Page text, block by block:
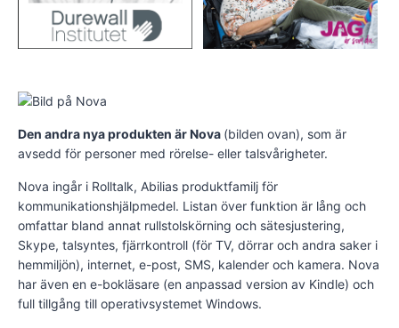
Den andra nya produkten är Nova (bilden ovan), som är
avsedd för personer med rörelse- eller talsvårigheter.
Nova ingår i Rolltalk, Abilias produktfamilj för
kommunikationshjälpmedel. Listan över funktion är lång och
omfattar bland annat rullstolskörning och sätesjustering,
Skype, talsyntes, fjärrkontroll (för TV, dörrar och andra saker i
hemmiljön), internet, e-post, SMS, kalender och kamera. Nova
har även en e-bokläsare (en anpassad version av Kindle) och
full tillgång till operativsystemet Windows.